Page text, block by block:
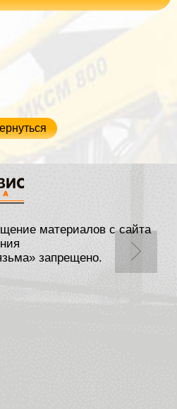
материалов с сайта
запрещено.